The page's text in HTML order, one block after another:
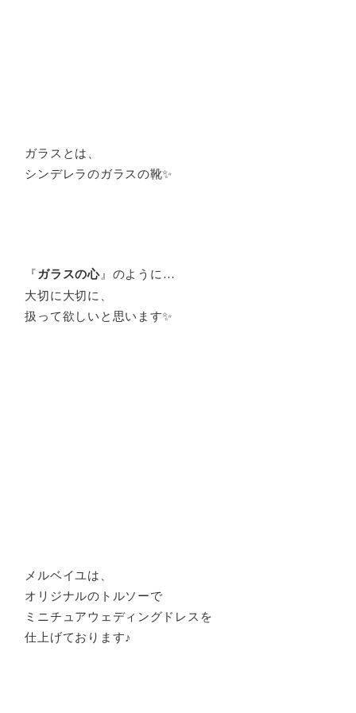
ガラスとは、
シンデレラのガラスの靴✨
『 ガラスの心』のように…
大切に大切に、
扱って欲しいと思います✨
メルベイユは、
オリジナルのトルソーで
ミニチュアウェディングドレスを
仕上げております♪